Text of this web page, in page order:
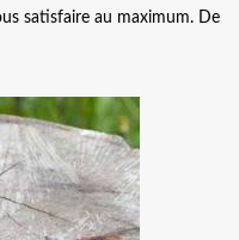
satisfaire au maximum. De